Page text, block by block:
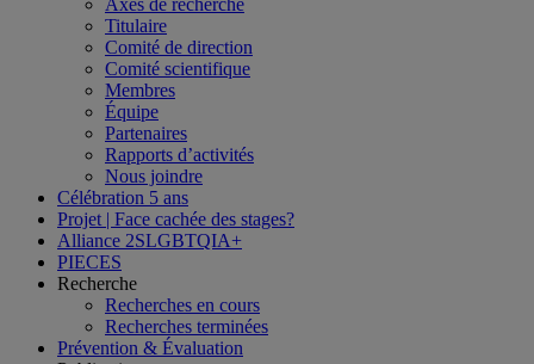
Axes de recherche
Titulaire
Comité de direction
Comité scientifique
Membres
Équipe
Partenaires
Rapports d’activités
Nous joindre
Célébration 5 ans
Projet | Face cachée des stages?
Alliance 2SLGBTQIA+
PIECES
Recherche
Recherches en cours
Recherches terminées
Prévention & Évaluation